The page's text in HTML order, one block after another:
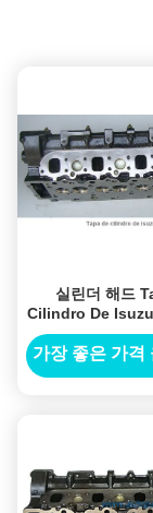
실린더 해드
Cilindro De
Culata를 위한
Isuzu Npr
가장 좋은 가격